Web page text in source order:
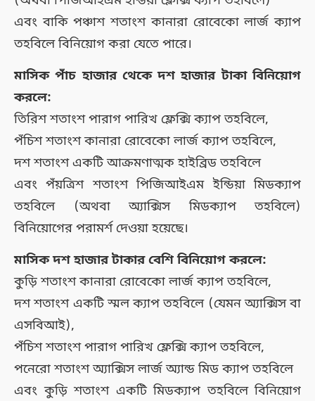
এবং বাকি পঞ্চাশ শতাংশ কানারা রোবেকো লার্জ ক্যাপ
তহবিলে বিনিয়োগ করা যেতে পারে।
মাসিক পাঁচ হাজার থেকে দশ হাজার টাকা বিনিয়োগ
করলে:
তিরিশ শতাংশ পারাগ পারিখ ফ্লেক্সি ক্যাপ তহবিলে,
পঁচিশ শতাংশ কানারা রোবেকো লার্জ ক্যাপ তহবিলে,
দশ শতাংশ একটি আক্রমণাত্মক হাইব্রিড তহবিলে
এবং পঁয়ত্রিশ শতাংশ পিজিআইএম ইন্ডিয়া মিডক্যাপ
তহবিলে (অথবা অ্যাক্সিস মিডক্যাপ তহবিলে)
বিনিয়োগের পরামর্শ দেওয়া হয়েছে।
মাসিক দশ হাজার টাকার বেশি বিনিয়োগ করলে:
কুড়ি শতাংশ কানারা রোবেকো লার্জ ক্যাপ তহবিলে,
দশ শতাংশ একটি স্মল ক্যাপ তহবিলে (যেমন অ্যাক্সিস বা
এসবিআই),
পঁচিশ শতাংশ পারাগ পারিখ ফ্লেক্সি ক্যাপ তহবিলে,
পনেরো শতাংশ অ্যাক্সিস লার্জ অ্যান্ড মিড ক্যাপ তহবিলে
এবং কুড়ি শতাংশ একটি মিডক্যাপ তহবিলে বিনিয়োগ